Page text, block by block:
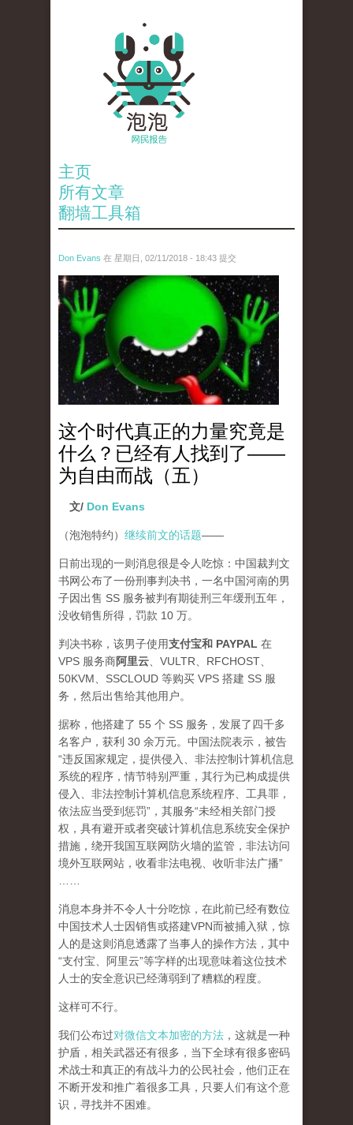
主页
所有文章
翻墙工具箱
Don Evans 在 星期日, 02/11/2018 - 18:43 提交
wechatimg1429.jpeg
这个时代真正的力量究竟是
什么？已经有人找到了——
为自由而战（五）
文/ Don Evans
（泡泡特约） 继续前文的话题——
日前出现的一则消息很是令人吃惊：中国裁判文
书网公布了一份刑事判决书，一名中国河南的男
子因出售 SS 服务被判有期徒刑三年缓刑五年，
没收销售所得，罚款 10 万。
判决书称，该男子使用支付宝和 PAYPAL 在
VPS 服务商阿里云 、VULTR、RFCHOST、
50KVM、SSCLOUD 等购买 VPS 搭建 SS 服
务，然后出售给其他用户。
据称，他搭建了 55 个 SS 服务，发展了四千多
名客户，获利 30 余万元。中国法院表示，被告
“违反国家规定，提供侵入、非法控制计算机信息
系统的程序，情节特别严重，其行为已构成提供
侵入、非法控制计算机信息系统程序、工具罪，
依法应当受到惩罚”，其服务“未经相关部门授
权，具有避开或者突破计算机信息系统安全保护
措施，绕开我国互联网防火墙的监管，非法访问
境外互联网站，收看非法电视、收听非法广播”
消息本身并不令人十分吃惊，在此前已经有数位
中国技术人士因销售或搭建VPN而被捕入狱，惊
人的是这则消息透露了当事人的操作方法，其中
“支付宝、阿里云”等字样的出现意味着这位技术
人士的安全意识已经薄弱到了糟糕的程度。
这样可不行。
我们公布过对微信文本加密的方法 ，这就是一种
护盾，相关武器还有很多，当下全球有很多密码
术战士和真正的有战斗力的公民社会，他们正在
不断开发和推广着很多工具，只要人们有这个意
识，寻找并不困难。